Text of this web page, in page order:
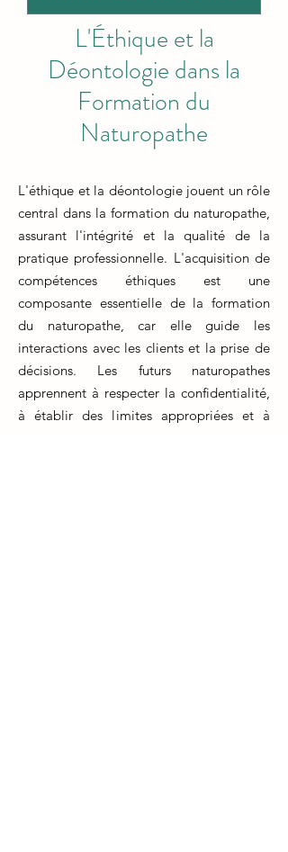
L'Éthique et la
Déontologie dans la
Formation du
Naturopathe
L'éthique et la déontologie jouent un rôle
central dans la formation du naturopathe,
assurant l'intégrité et la qualité de la
pratique professionnelle. L'acquisition de
compétences éthiques est une
composante essentielle de la formation
du naturopathe, car elle guide les
interactions avec les clients et la prise de
décisions. Les futurs naturopathes
apprennent à respecter la confidentialité,
à établir des limites appropriées et à